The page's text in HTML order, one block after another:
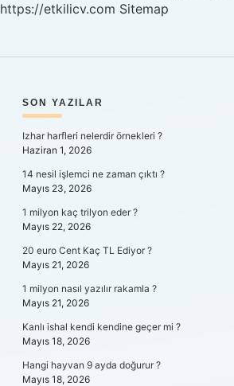
https://etkilicv.com Sitemap
SIDEBAR
SON YAZILAR
Izhar harfleri nelerdir örnekleri ?
Haziran 1, 2026
14 nesil işlemci ne zaman çıktı ?
Mayıs 23, 2026
1 milyon kaç trilyon eder ?
Mayıs 22, 2026
20 euro Cent Kaç TL Ediyor ?
Mayıs 21, 2026
1 milyon nasıl yazılır rakamla ?
Mayıs 21, 2026
Kanlı ishal kendi kendine geçer mi ?
Mayıs 18, 2026
Hangi hayvan 9 ayda doğurur ?
Mayıs 18, 2026